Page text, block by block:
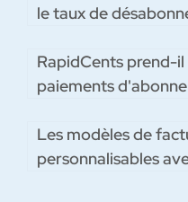
le taux de
RapidCents prend-il
paiements
Les modèles de
personnalisables